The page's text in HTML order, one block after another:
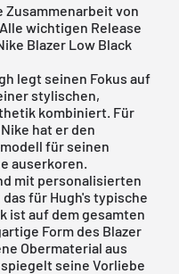
Zusammenarbeit von
wichtigen Release
Blazer Low Black
legt seinen Fokus auf
stylischen,
kombiniert. Für
hat er den
für seinen
auserkoren.
mit personalisierten
das für Hugh's typische
ist auf dem gesamten
Form des Blazer
Obermaterial aus
seine Vorliebe